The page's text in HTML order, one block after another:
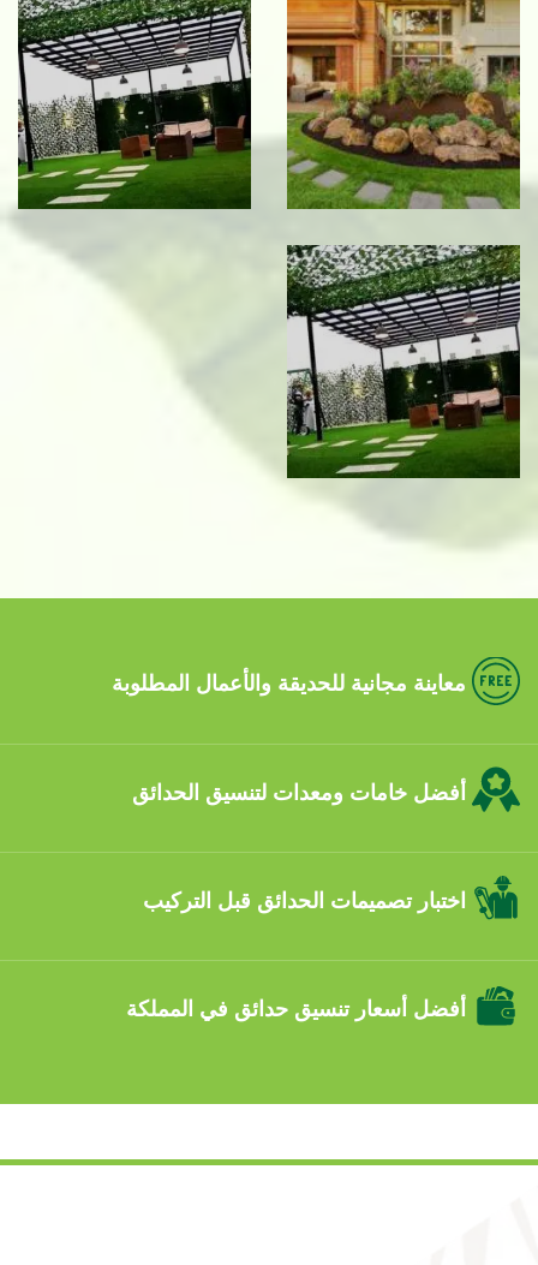
معاينة مجانية للحديقة والأعمال المطلوبة
أفضل خامات ومعدات لتنسيق الحدائق
اختبار تصميمات الحدائق قبل التركيب
أفضل أسعار تنسيق حدائق في المملكة